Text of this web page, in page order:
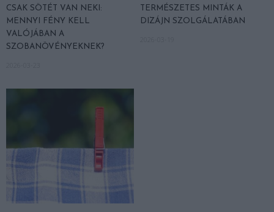
CSAK SÖTÉT VAN NEKI:
MENNYI FÉNY KELL
VALÓJÁBAN A
SZOBANÖVÉNYEKNEK?
TERMÉSZETES MINTÁK A
DIZÁJN SZOLGÁLATÁBAN